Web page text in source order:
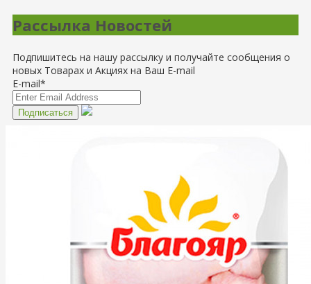
Рассылка Новостей
Подпишитесь на нашу рассылку и получайте сообщения о
новых Товарах и Акциях на Ваш E-mail
E-mail*